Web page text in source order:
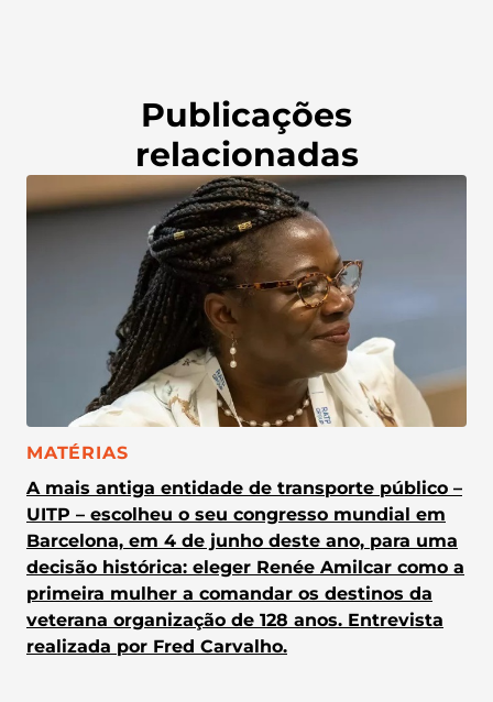
Publicações
relacionadas
CATEGORIA:
MATÉRIAS
A mais antiga entidade de transporte público –
UITP – escolheu o seu congresso mundial em
Barcelona, em 4 de junho deste ano, para uma
decisão histórica: eleger Renée Amilcar como a
primeira mulher a comandar os destinos da
veterana organização de 128 anos. Entrevista
realizada por Fred Carvalho.